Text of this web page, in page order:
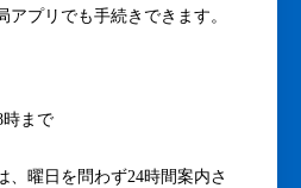
アプリでも手続きできます。
時まで
、曜日を問わず24時間案内さ